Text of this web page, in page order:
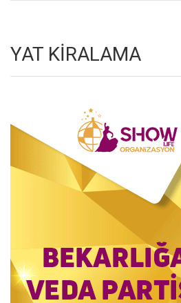
YAT KİRALAMA